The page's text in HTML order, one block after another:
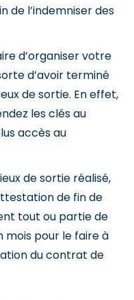
de l’indemniser des
d’organiser votre
d’avoir terminé
de sortie. En effet,
les clés au
accès au
de sortie réalisé,
de fin de
tout ou partie de
mois pour le faire à
du contrat de